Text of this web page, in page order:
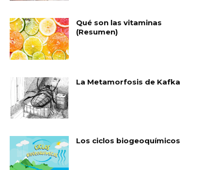
Qué son las vitaminas
(Resumen)
La Metamorfosis de Kafka
Los ciclos biogeoquímicos